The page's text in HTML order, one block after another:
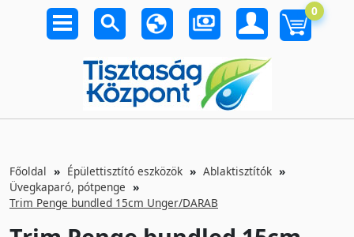
0
Főoldal Épülettisztító eszközök
Ablaktisztítók
Üvegkaparó, pótpenge
Trim Penge bundled 15cm Unger/DARAB